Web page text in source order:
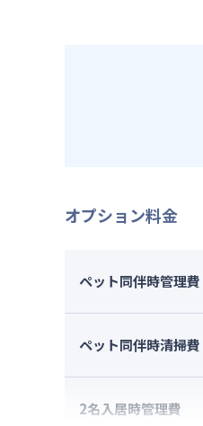
オプション料金
ペット同伴時管理費
ペット同伴時清掃費
2名入居時管理費